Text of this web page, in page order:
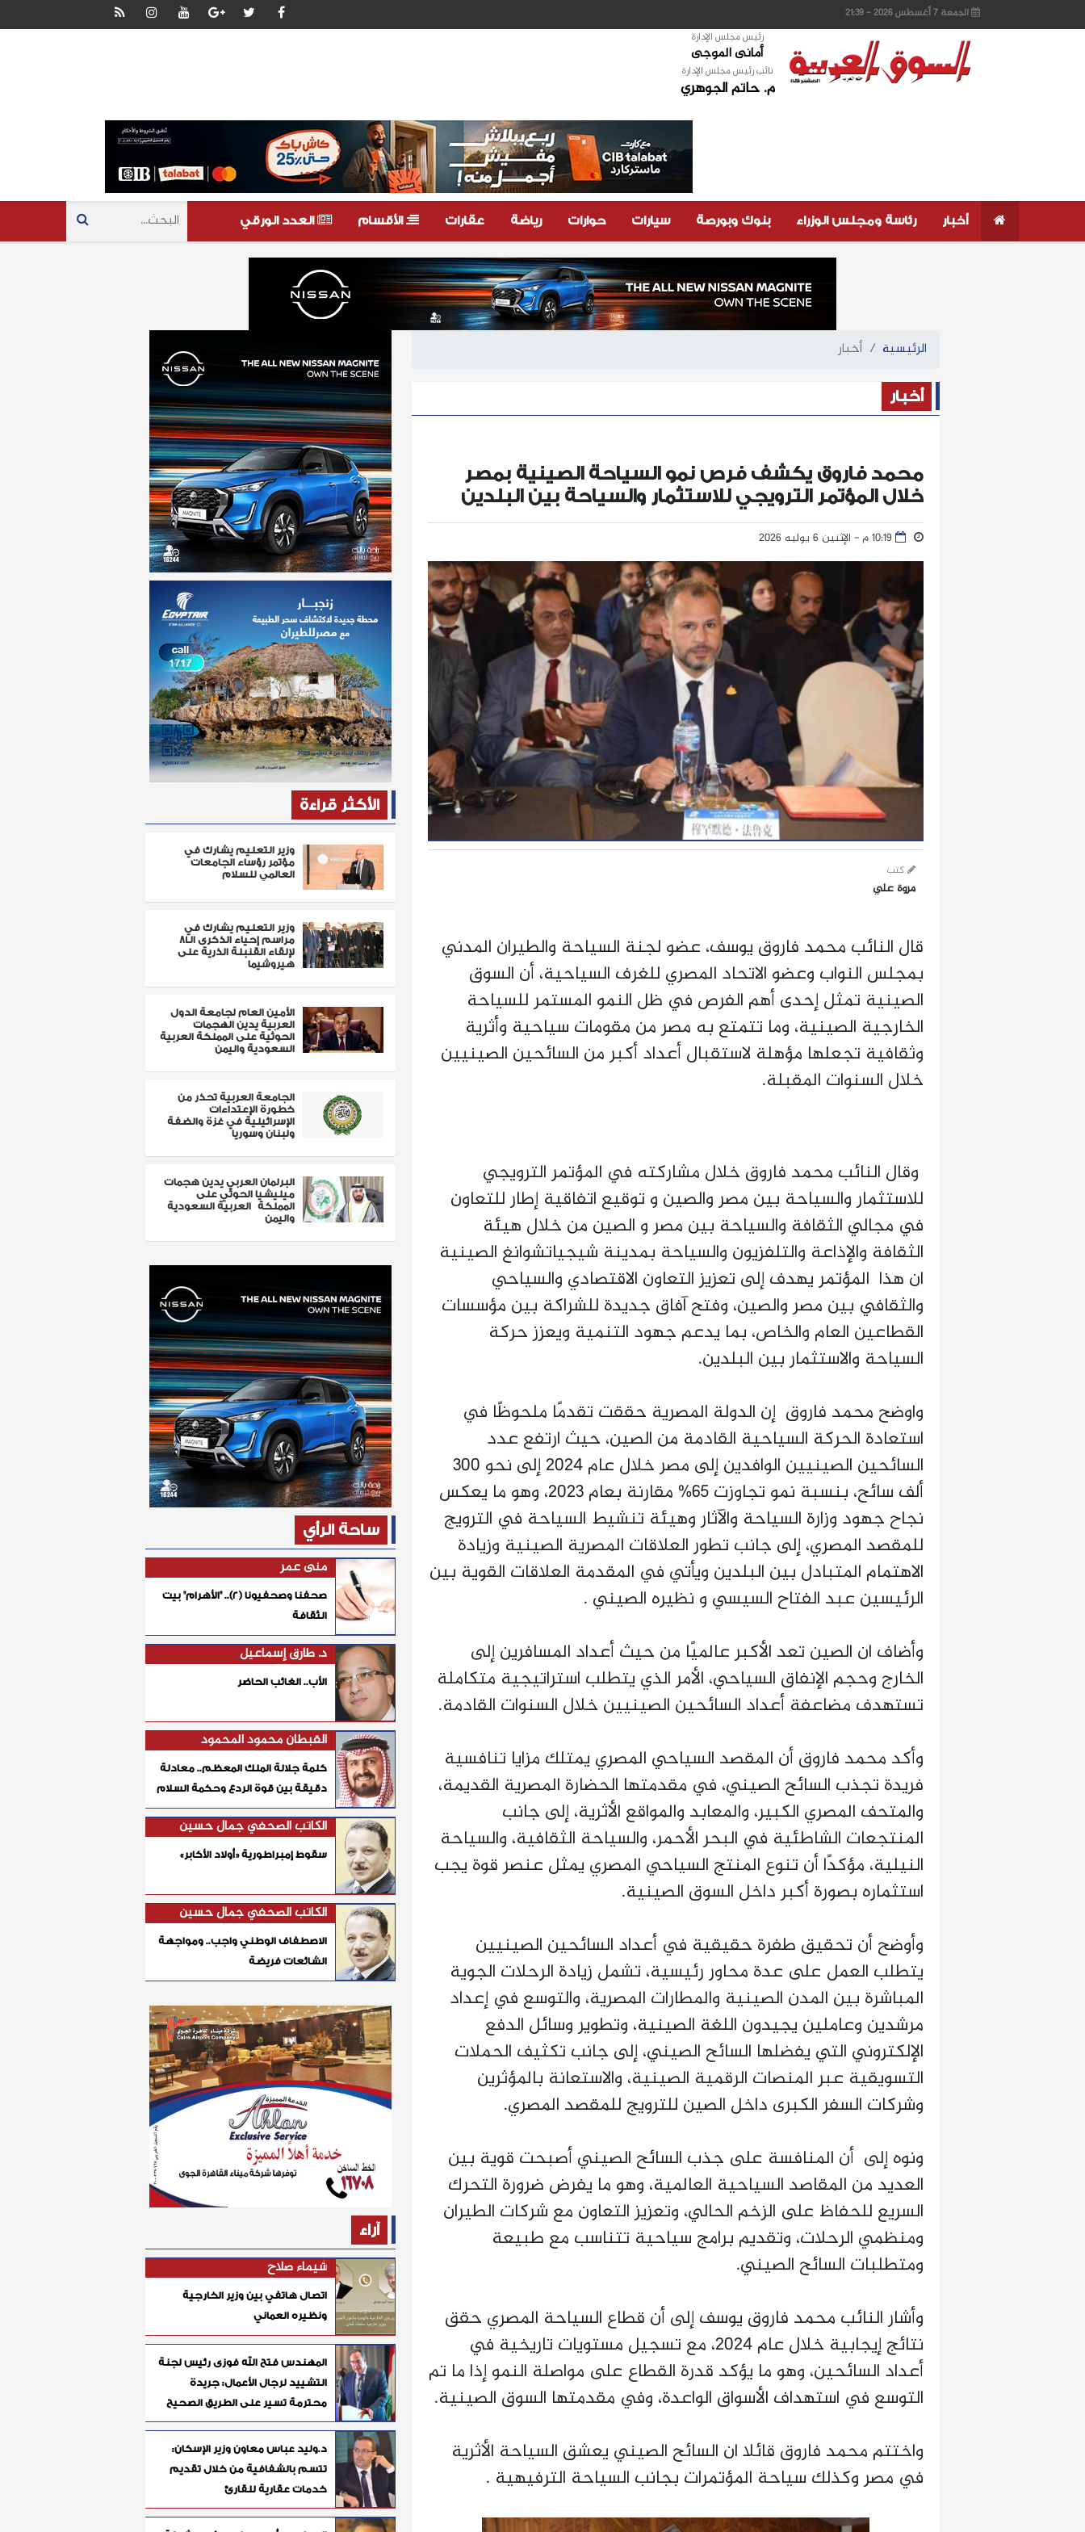
الجمعة 7 أغسطس 2026 - 21:39
رئيس مجلس الإدارة
أمانى الموجى
نائب رئيس مجلس الإدارة
م. حاتم الجوهري
أخبار رئاسة ومجلس الوزراء بنوك وبورصة سيارات حوارات رياضة عقارات الأقسام العدد الورقي
الرئيسية أخبار
أخبار
محمد فاروق يكشف فرص نمو السياحة الصينية بمصر
خلال المؤتمر الترويجي للاستثمار والسياحة بين البلدين
كتب
مروة علي
قال النائب محمد فاروق يوسف، عضو لجنة السياحة والطيران المدني
بمجلس النواب وعضو الاتحاد المصري للغرف السياحية، أن السوق
الصينية تمثل إحدى أهم الفرص في ظل النمو المستمر للسياحة
الخارجية الصينية، وما تتمتع به مصر من مقومات سياحية وأثرية
وثقافية تجعلها مؤهلة لاستقبال أعداد أكبر من السائحين الصينيين
خلال السنوات المقبلة.
وقال النائب محمد فاروق خلال مشاركته في المؤتمر الترويجي
للاستثمار والسياحة بين مصر والصين و توقيع اتفاقية إطار للتعاون
في مجالي الثقافة والسياحة بين مصر و الصين من خلال هيئة
الثقافة والإذاعة والتلفزيون والسياحة بمدينة شيجياتشوانغ الصينية
ان هذا المؤتمر يهدف إلى تعزيز التعاون الاقتصادي والسياحي
والثقافي بين مصر والصين، وفتح آفاق جديدة للشراكة بين مؤسسات
القطاعين العام والخاص، بما يدعم جهود التنمية ويعزز حركة
السياحة والاستثمار بين البلدين.
واوضح محمد فاروق إن الدولة المصرية حققت تقدمًا ملحوظًا في
استعادة الحركة السياحية القادمة من الصين، حيث ارتفع عدد
السائحين الصينيين الوافدين إلى مصر خلال عام 2024 إلى نحو 300
ألف سائح، بنسبة نمو تجاوزت 65% مقارنة بعام 2023، وهو ما يعكس
نجاح جهود وزارة السياحة والآثار وهيئة تنشيط السياحة في الترويج
للمقصد المصري، إلى جانب تطور العلاقات المصرية الصينية وزيادة
الاهتمام المتبادل بين البلدين ويأتي في المقدمة العلاقات القوية بين
الرئيسين عبد الفتاح السيسي و نظيره الصيني .
وأضاف ان الصين تعد الأكبر عالميًا من حيث أعداد المسافرين إلى
الخارج وحجم الإنفاق السياحي، الأمر الذي يتطلب استراتيجية متكاملة
تستهدف مضاعفة أعداد السائحين الصينيين خلال السنوات القادمة.
وأكد محمد فاروق أن المقصد السياحي المصري يمتلك مزايا تنافسية
فريدة تجذب السائح الصيني، في مقدمتها الحضارة المصرية القديمة،
والمتحف المصري الكبير، والمعابد والمواقع الأثرية، إلى جانب
المنتجعات الشاطئية في البحر الأحمر، والسياحة الثقافية، والسياحة
النيلية، مؤكدًا أن تنوع المنتج السياحي المصري يمثل عنصر قوة يجب
استثماره بصورة أكبر داخل السوق الصينية.
وأوضح أن تحقيق طفرة حقيقية في أعداد السائحين الصينيين
يتطلب العمل على عدة محاور رئيسية، تشمل زيادة الرحلات الجوية
المباشرة بين المدن الصينية والمطارات المصرية، والتوسع في إعداد
مرشدين وعاملين يجيدون اللغة الصينية، وتطوير وسائل الدفع
الإلكتروني التي يفضلها السائح الصيني، إلى جانب تكثيف الحملات
التسويقية عبر المنصات الرقمية الصينية، والاستعانة بالمؤثرين
وشركات السفر الكبرى داخل الصين للترويج للمقصد المصري.
ونوه إلى أن المنافسة على جذب السائح الصيني أصبحت قوية بين
العديد من المقاصد السياحية العالمية، وهو ما يفرض ضرورة التحرك
السريع للحفاظ على الزخم الحالي، وتعزيز التعاون مع شركات الطيران
ومنظمي الرحلات، وتقديم برامج سياحية تتناسب مع طبيعة
ومتطلبات السائح الصيني.
وأشار النائب محمد فاروق يوسف إلى أن قطاع السياحة المصري حقق
نتائج إيجابية خلال عام 2024، مع تسجيل مستويات تاريخية في
أعداد السائحين، وهو ما يؤكد قدرة القطاع على مواصلة النمو إذا ما تم
التوسع في استهداف الأسواق الواعدة، وفي مقدمتها السوق الصينية.
واختتم محمد فاروق قائلا ان السائح الصيني يعشق السياحة الأثرية
في مصر وكذلك سياحة المؤتمرات بجانب السياحة الترفيهية .
الأكثر قراءة
وزير التعليم يشارك في
مؤتمر رؤساء الجامعات
العالمي للسلام
وزير التعليم يشارك في
مراسم إحياء الذكرى الـ81
لإلقاء القنبلة الذرية على
هيروشيما
الأمين العام لجامعة الدول
العربية يدين الهجمات
الحوثية على المملكة العربية
السعودية واليمن
الجامعة العربية تحذر من
خطورة الإعتداءات
الإسرائيلية في غزة والضفة
ولبنان وسوريا
البرلمان العربي يدين هجمات
ميليشيا الحوثي على
المملكة العربية السعودية
واليمن
ساحة الرأي
منى عمر
صحفنا وصحفيونا (٢).. "الأهرام" بيت
الثقافة
د. طارق إسماعيل
الأب.. الغائب الحاضر
القبطان محمود المحمود
كلمة جلالة الملك المعظم.. معادلة
دقيقة بين قوة الردع وحكمة السلام
الكاتب الصحفي جمال حسين
سقوط إمبراطورية «أولاد الأكابر»
الكاتب الصحفي جمال حسين
الاصطفاف الوطني واجب.. ومواجهة
الشائعات فريضة
آراء
شيماء صلاح
اتصال هاتفي بين وزير الخارجية
ونظيره العماني
المهندس فتح الله فوزى رئيس لجنة
التشييد لرجال الأعمال: جريدة
محترمة تسير على الطريق الصحيح
د.وليد عباس معاون وزير الإسكان:
تتسم بالشفافية من خلال تقديم
خدمات عقارية للقارئ